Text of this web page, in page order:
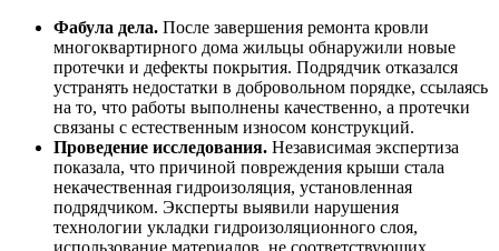
Фабула дела. После завершения ремонта кровли
многоквартирного дома жильцы обнаружили новые
протечки и дефекты покрытия. Подрядчик отказался
устранять недостатки в добровольном порядке, ссылаясь
на то, что работы выполнены качественно, а протечки
связаны с естественным износом конструкций.
Проведение исследования. Независимая экспертиза
показала, что причиной повреждения крыши стала
некачественная гидроизоляция, установленная
подрядчиком. Эксперты выявили нарушения
технологии укладки гидроизоляционного слоя,
использование материалов, не соответствующих